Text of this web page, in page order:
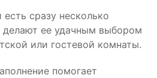
сразу несколько
ее удачным выбором
или гостевой комнаты.
помогает